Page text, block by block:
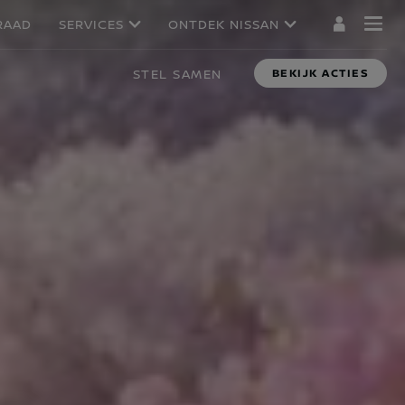
SERVICES ONTDEK NISSAN
STEL SAMEN BEKIJK ACTIES